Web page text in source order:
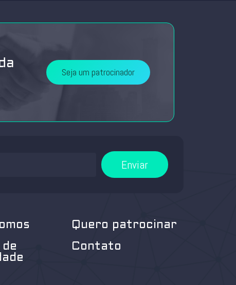
Seja um patrocinador
Enviar
Quero patrocinar
Contato